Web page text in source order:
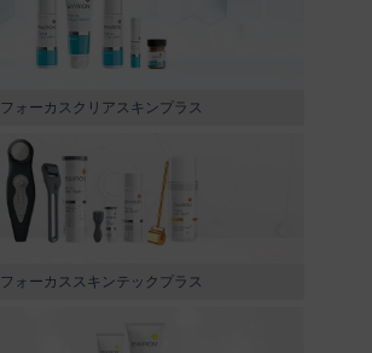
フォーカスクリアスキンプラス
フォーカススキンテックプラス